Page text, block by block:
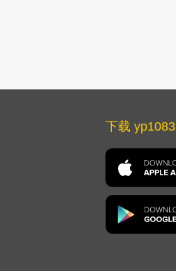
下载 yp1083